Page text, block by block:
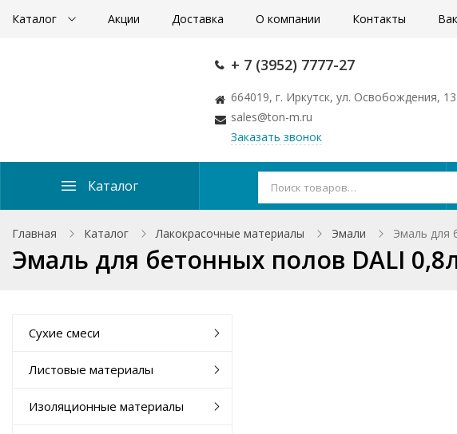
Каталог Акции Доставка О компании Контакты
+ 7 (3952) 7777-27
664019, г. Иркутск, ул. Освобождения,
sales@ton-m.ru
Заказать звонок
Каталог
Главная Каталог Лакокрасочные материалы Эмали Эмаль для
Эмаль для бетонных полов DALI
Сухие смеси
Листовые материалы
Изоляционные материалы